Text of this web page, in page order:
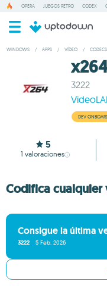
OPERA JUEGOS RETRO CODEX
WINDOWS / APPS / VÍDEO / CODECS
x264
3222
DEV
5
1 valoraciones
Codifica cualquier
Consigue la última
3222 5 Feb. 2026